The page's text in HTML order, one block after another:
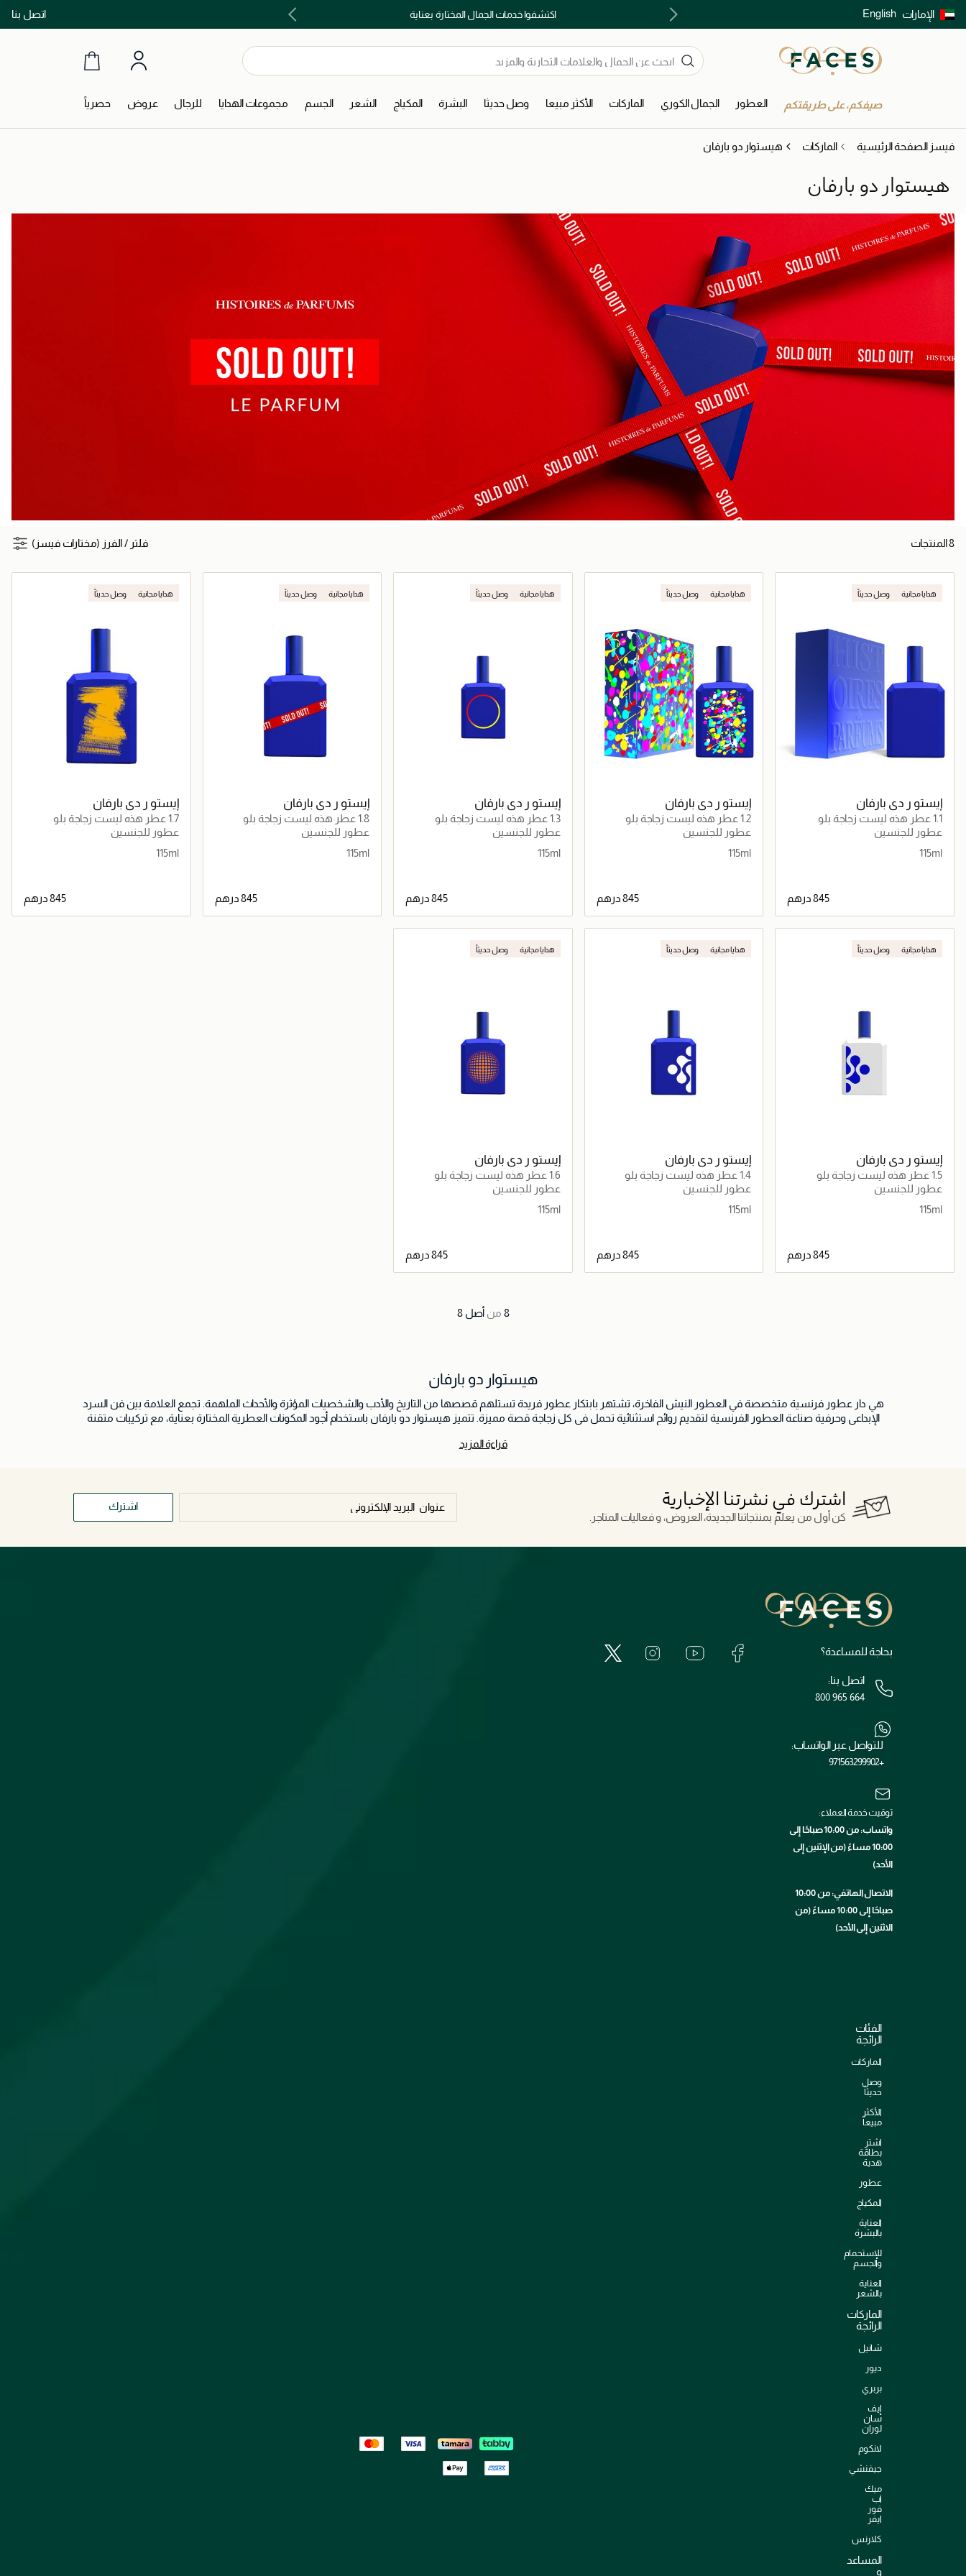
الإمارات English اتصل بنااشتري الآن و ادفع لاحقاً مع تابي و تمارا! اكتشفوا خدمات الجمال المختارة بعناية توصيل سريع على جميع الطلبات ما فوق 299 درهم
صيفكم، على طريقتكم العطور الجمال الكوري الماركات الأكثر مبيعا وصل حديثا البشرة المكياج الشعر الجسم مجموعات الهدايا للرجال عروض حصرياً
فيسز الصفحة الرئيسية الماركات هيستوار دو بارفان
هيستوار دو بارفان
8 المنتجات فلتر /الفرز (مختارات فيسز)
هدايا مجانية وصل حديثاً
إيستو ر دي بارفان
1.1 عطر هذه ليست زجاجة بلو
عطور للجنسين
115ml
جاري تحميل التفاصيل
هدايا مجانية وصل حديثاً
إيستو ر دي بارفان
1.2 عطر هذه ليست زجاجة بلو
عطور للجنسين
115ml
⁦845⁩ درهم
جاري تحميل التفاصيل
هدايا مجانية وصل حديثاً
إيستو ر دي بارفان
1.3 عطر هذه ليست زجاجة بلو
عطور للجنسين
115ml
جاري تحميل التفاصيل
هدايا مجانية وصل حديثاً
إيستو ر دي بارفان
1.8 عطر هذه ليست زجاجة بلو
عطور للجنسين
115ml
⁦845⁩ درهم
هدايا مجانية وصل حديثاً
إيستو ر دي بارفان
1.7 عطر هذه ليست زجاجة بلو
عطور للجنسين
115ml
هدايا مجانية وصل حديثاً
إيستو ر دي بارفان
1.5 عطر هذه ليست زجاجة بلو
عطور للجنسين
115ml
هدايا مجانية وصل حديثاً
إيستو ر دي بارفان
1.4 عطر هذه ليست زجاجة بلو
عطور للجنسين
115ml
⁦845⁩ درهم
هدايا مجانية وصل حديثاً
إيستو ر دي بارفان
1.6 عطر هذه ليست زجاجة بلو
عطور للجنسين
115ml
8 من أصل 8
هيستوار دو بارفان
هي دار عطور فرنسية متخصصة في العطور النيش الفاخرة، تشتهر بابتكار عطور فريدة تستلهم قصصها من التاريخ والأدب والشخصيات المؤثرة والأحداث الملهمة. تجمع العلامة بين فن السرد
الإبداعي وحرفية صناعة العطور الفرنسية لتقديم روائح استثنائية تحمل في كل زجاجة قصة مميزة. تتميز هيستوار دو بارفان باستخدام أجود المكونات العطرية المختارة بعناية، مع تركيبات متقنة
متنوعة من العطور الزهرية والشرقية والخشبية والعصرية، لتناسب مختلف الأذواق وتلبي تطلعات عشاق العطور الفاخرة. وتعكس كل تركيبة شغف العلامة بالابتكار والفن والجمال الخالد، مما
قراءة المزيد
اشترك في نشرتنا الإخبارية
كن أول من يعلم بمنتجاتنا الجديدة، العروض، و فعاليات المتاجر.
اشترك
بحاجة للمساعدة؟
اتصل بنا:
800 965 664
للتواصل عبر الواتساب:
+971563299902
توقيت خدمة العملاء:
واتساب: من 10:00 صباحًا إلى
10:00 مساءً (من الإثنين إلى
الأحد)
الاتصال الهاتفي: من 10:00
صباحًا إلى 10:00 مساءً (من
الاثنين إلى الأحد)
الفئات
الرائجة
الماركات
وصل
حديثاً
الأكثر
مبيعاً
اشترِ
بطاقة
هدية
عطور
المكياج
العناية
بالبشرة
للإستحمام
والجسم
العناية
بالشعر
الماركات
الرائجة
شانيل
ديور
بربري
إيف
سان
لوران
لانكوم
جيفنشي
ميك
اب
فور
ايفر
كلارنس
المساعد
و